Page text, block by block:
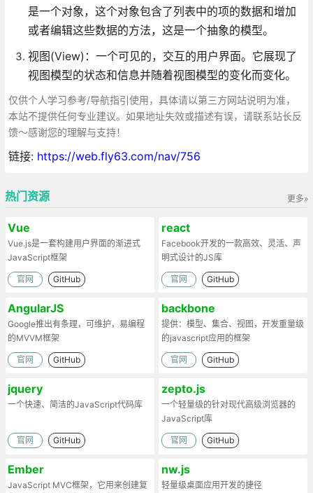
是一个对象，这个对象包含了列表中的项的数据和增加
或者编辑这些数据的方法，这是一个抽象的模型。
视图(View)：一个可见的，交互的用户界面。它展现了
视图模型的状态和信息并随着视图模型的变化而变化。
仅供个人学习参考/导航指引使用，具体请以第三方网站说明为准，
本站不提供任何专业建议。如果地址失效或描述有误，请联系站长反
馈～感谢您的理解与支持！
链接: https://web.fly63.com/nav/756
更多»
热门资源
Vue
Vue.js是一套构建用户界面的渐进式
JavaScript框架
官网 GitHub
react
Facebook开发的一款高效、灵活、声
明式设计的JS库
官网 GitHub
AngularJS
Google推出有条理，可维护，易编程
的MVVM框架
官网 GitHub
backbone
提供：模型、集合、视图，开发重量级
的javascript应用的框架
官网 GitHub
jquery
一个快速、简洁的JavaScript代码库
官网 GitHub
zepto.js
一个轻量级的针对现代高级浏览器的
JavaScript库
官网 GitHub
Ember
JavaScript MVC框架，它用来创建复
nw.js
轻量级桌面应用开发的捷径